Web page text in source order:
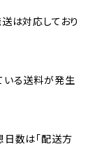
は対応しており
いる送料が発生
数は「配送方